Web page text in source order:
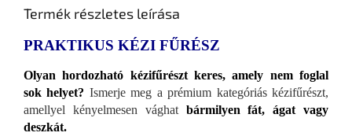
Termék részletes leírása
PRAKTIKUS KÉZI FŰRÉSZ
Olyan hordozható kézifűrészt keres, amely nem foglal
sok helyet? Ismerje meg a prémium kategóriás kézifűrészt,
amellyel kényelmesen vághat bármilyen fát, ágat vagy
deszkát.